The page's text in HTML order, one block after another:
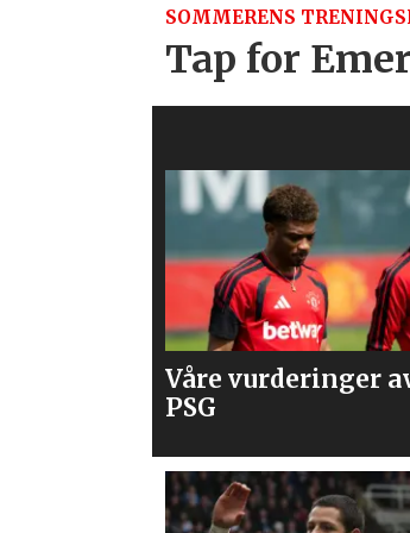
SOMMERENS
Tap for
Mener United bør
Spence